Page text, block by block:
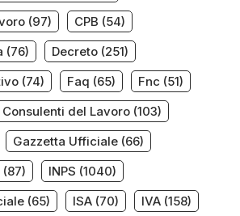
(97) CPB (54)
(76) Decreto (251)
(74) Faq (65) Fnc (51)
del Lavoro (103)
Gazzetta Ufficiale (66)
(87) INPS (1040)
(65) ISA (70) IVA (158)